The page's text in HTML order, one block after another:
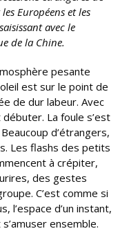
Européens et les
avec le
de la Chine.
pesante
est sur le point de
de dur labeur. Avec
La foule s’est
d’étrangers,
Les flashs des petits
à crépiter,
des gestes
C’est comme si
l’espace d’un instant,
ensemble.